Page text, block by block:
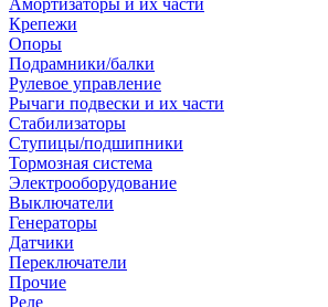
Амортизаторы и их части
Крепежи
Опоры
Подрамники/балки
Рулевое управление
Рычаги подвески и их части
Стабилизаторы
Ступицы/подшипники
Тормозная система
Электрооборудование
Выключатели
Генераторы
Датчики
Переключатели
Прочие
Реле